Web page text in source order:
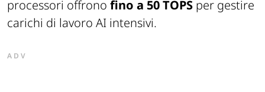
processori offrono fino a 50 TOPS per gestire
carichi di lavoro AI intensivi.
ADV